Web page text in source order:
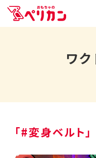
ワ
「#変身ベルト」